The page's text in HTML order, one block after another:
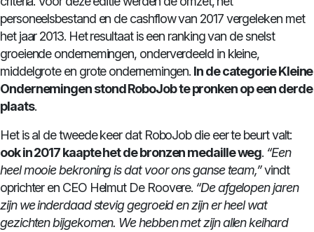
personeelsbestand en de cashflow van 2017 vergeleken met
het jaar 2013. Het resultaat is een ranking van de snelst
groeiende ondernemingen, onderverdeeld in kleine,
middelgrote en grote ondernemingen. In de categorie Kleine
Ondernemingen stond RoboJob te pronken op een derde
plaats.
Het is al de tweede keer dat RoboJob die eer te beurt valt:
ook in 2017 kaapte het de bronzen medaille weg. “Een
heel mooie bekroning is dat voor ons ganse team,”vindt
oprichter en CEO Helmut De Roovere. “De afgelopen jaren
zijn we inderdaad stevig gegroeid en zijn er heel wat
gezichten bijgekomen. We hebben met zijn allen keihard